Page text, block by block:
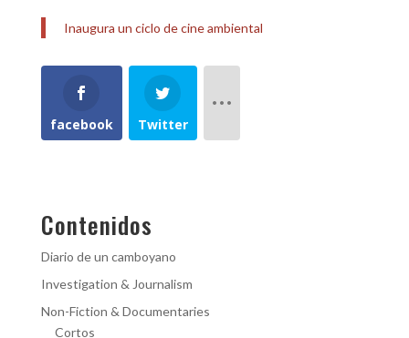
Inaugura un ciclo de cine ambiental
facebook Twitter
Contenidos
Diario de un camboyano
Investigation & Journalism
Non-Fiction & Documentaries
Cortos